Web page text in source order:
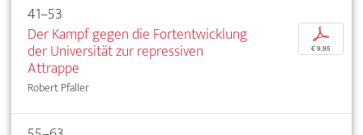
41–53
Der Kampf gegen die Fortentwicklung
der Universität zur repressiven
Attrappe
Robert Pfaller
p
€ 9,95